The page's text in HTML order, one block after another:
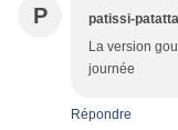
P patissi-patatta
La version
journée
Répondre